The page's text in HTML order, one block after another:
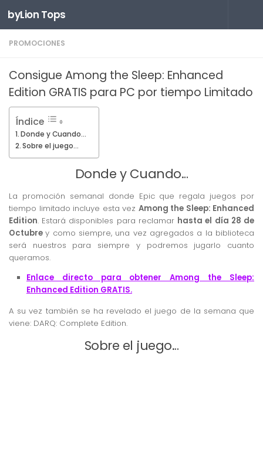
Saltar al contenido
byLion Tops
PROMOCIONES
Consigue Among the Sleep: Enhanced
Edition GRATIS para PC por tiempo Limitado
Índice
Donde y Cuando…
Sobre el juego…
Donde y Cuando…
La promoción semanal donde Epic que regala juegos por
tiempo limitado incluye esta vez Among the Sleep: Enhanced
Edition. Estará disponibles para reclamar hasta el día 28 de
Octubrey como siempre, una vez agregados a la biblioteca
será nuestros para siempre y podremos jugarlo cuanto
queramos.
Enlace directo para obtener Among the Sleep:
Enhanced Edition GRATIS.
A su vez también se ha revelado el juego de la semana que
viene: DARQ: Complete Edition.
Sobre el juego…